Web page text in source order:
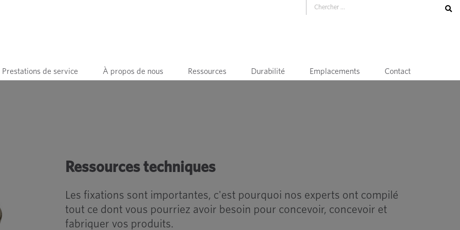
Prestations de service À propos de nous Ressources Durabilité Emplacements Contact
Ressources techniques
Les fixations sont importantes, c'est pourquoi nos experts ont compilé
tout ce dont vous pourriez avoir besoin pour concevoir, concevoir et
fabriquer vos produits.